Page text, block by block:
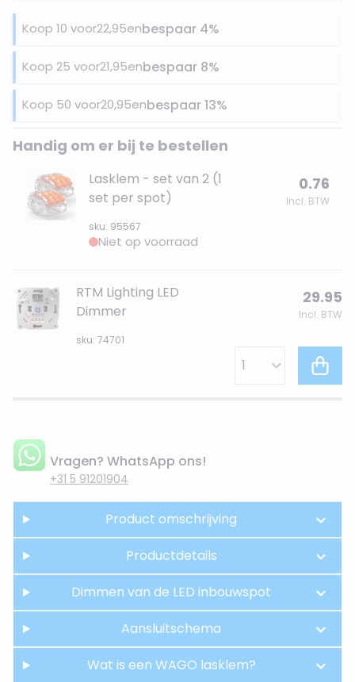
Koop 10 voor22,95enbespaar 4%
Koop 25 voor21,95enbespaar 8%
Koop 50 voor20,95enbespaar13%
Handig om er bij te bestellen
Lasklem - set van 2 (1
set per spot)
sku: 95567
0.76
Incl. BTW
Niet op voorraad
RTM Lighting LED
Dimmer
sku: 74701
29.95
Incl. BTW
Vragen? WhatsApp ons!
+31 5 91201904
Product omschrijving
Productdetails
Dimmen van de LED inbouwspot
Aansluitschema
Wat is een WAGO lasklem?